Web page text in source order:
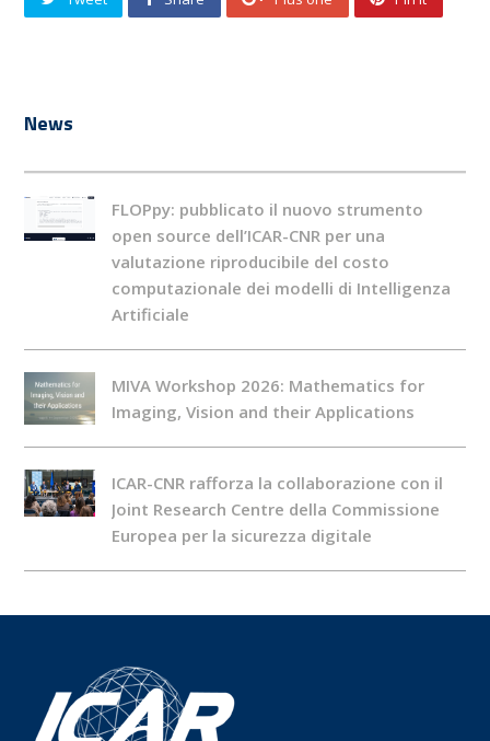
News
FLOPpy: pubblicato il nuovo strumento
open source dell’ICAR-CNR per una
valutazione riproducibile del costo
computazionale dei modelli di Intelligenza
Artificiale
MIVA Workshop 2026: Mathematics for
Imaging, Vision and their Applications
ICAR-CNR rafforza la collaborazione con il
Joint Research Centre della Commissione
Europea per la sicurezza digitale